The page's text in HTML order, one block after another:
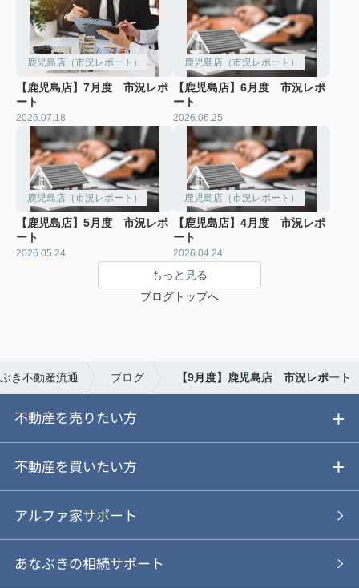
鹿児島店（市況レポート）
【鹿児島店】7月度 市況レポ
ート
2026.07.18
鹿児島店（市況レポート）
【鹿児島店】6月度 市況レポ
ート
2026.06.25
鹿児島店（市況レポート）
【鹿児島店】5月度 市況レポ
ート
2026.05.24
鹿児島店（市況レポート）
【鹿児島店】4月度 市況レポ
ート
2026.04.24
もっと見る
ブログトップへ
き不動産流通 ブログ 【9月度】鹿児島店 市況レポート
不動産を売りたい方
ご売却ガイド
ご売却の流れ
あなぶきの仲介
不動産を買いたい方
ご購入ガイド
物件を探す
アルファ家サポート
あなぶきの相続サポート